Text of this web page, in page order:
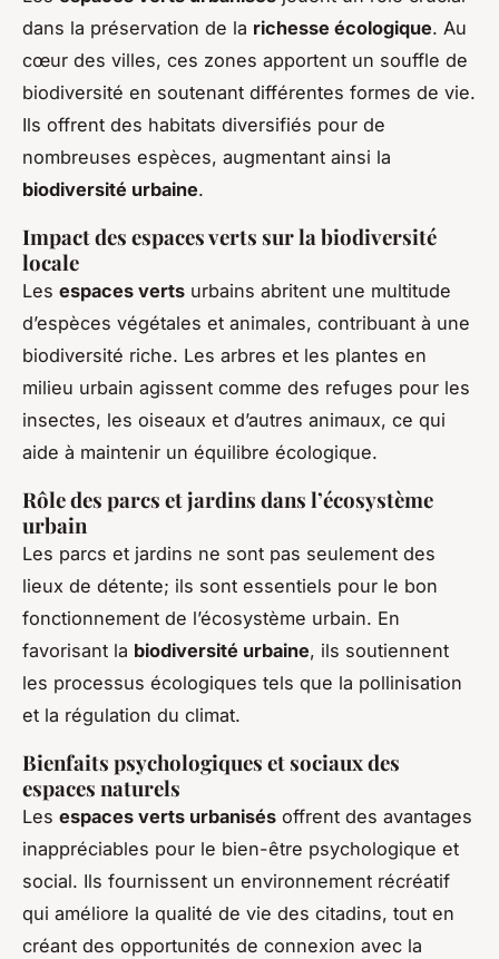
dans la préservation de la richesse écologique. Au
cœur des villes, ces zones apportent un souffle de
biodiversité en soutenant différentes formes de vie.
Ils offrent des habitats diversifiés pour de
nombreuses espèces, augmentant ainsi la
biodiversité urbaine.
Impact des espaces verts sur la biodiversité
locale
Les espaces verts urbains abritent une multitude
d’espèces végétales et animales, contribuant à une
biodiversité riche. Les arbres et les plantes en
milieu urbain agissent comme des refuges pour les
insectes, les oiseaux et d’autres animaux, ce qui
aide à maintenir un équilibre écologique.
Rôle des parcs et jardins dans l’écosystème
urbain
Les parcs et jardins ne sont pas seulement des
lieux de détente; ils sont essentiels pour le bon
fonctionnement de l’écosystème urbain. En
favorisant la biodiversité urbaine, ils soutiennent
les processus écologiques tels que la pollinisation
et la régulation du climat.
Bienfaits psychologiques et sociaux des
espaces naturels
Les espaces verts urbanisés offrent des avantages
inappréciables pour le bien-être psychologique et
social. Ils fournissent un environnement récréatif
qui améliore la qualité de vie des citadins, tout en
créant des opportunités de connexion avec la